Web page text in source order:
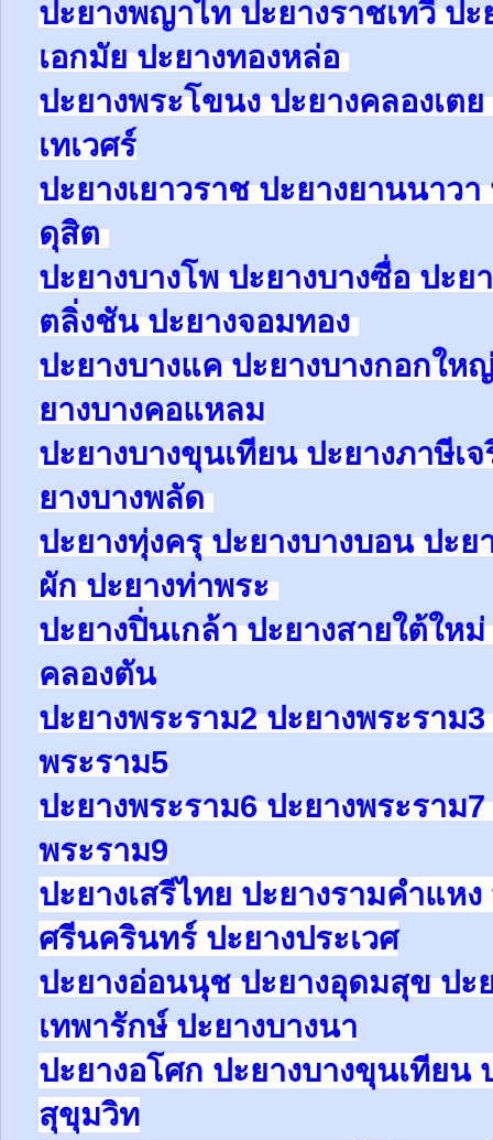
ปะยางพญาไทปะยางราชเทวีปะ
เอกมัยปะยางทองหล่อ
ปะยางพระโขนงปะยางคลองเตย
เทเวศร์
ปะยางเยาวราชปะยางยานนาวา
ดุสิต
ปะยางบางโพปะยางบางซื่อปะย
ตลิ่งชันปะยางจอมทอง
ปะยางบางแคปะยางบางกอกให
ยางบางคอแหลม
ปะยางบางขุนเทียนปะยางภาษีเ
ยางบางพลัด
ปะยางทุ่งครุปะยางบางบอนปะย
ผักปะยางท่าพระ
ปะยางปิ่นเกล้าปะยางสายใต้ใหม่
คลองตัน
ปะยางพระราม2ปะยางพระราม3
พระราม5
ปะยางพระราม6ปะยางพระราม7
พระราม9
ปะยางเสรีไทย ปะยางรามคำแห
ศรีนครินทร์ ปะยางประเวศ
ปะยางอ่อนนุชปะยางอุดมสุข ปะ
เทพารักษ์ปะยางบางนา
ปะยางอโศก ปะยางบางขุนเทียน
สุขุมวิท